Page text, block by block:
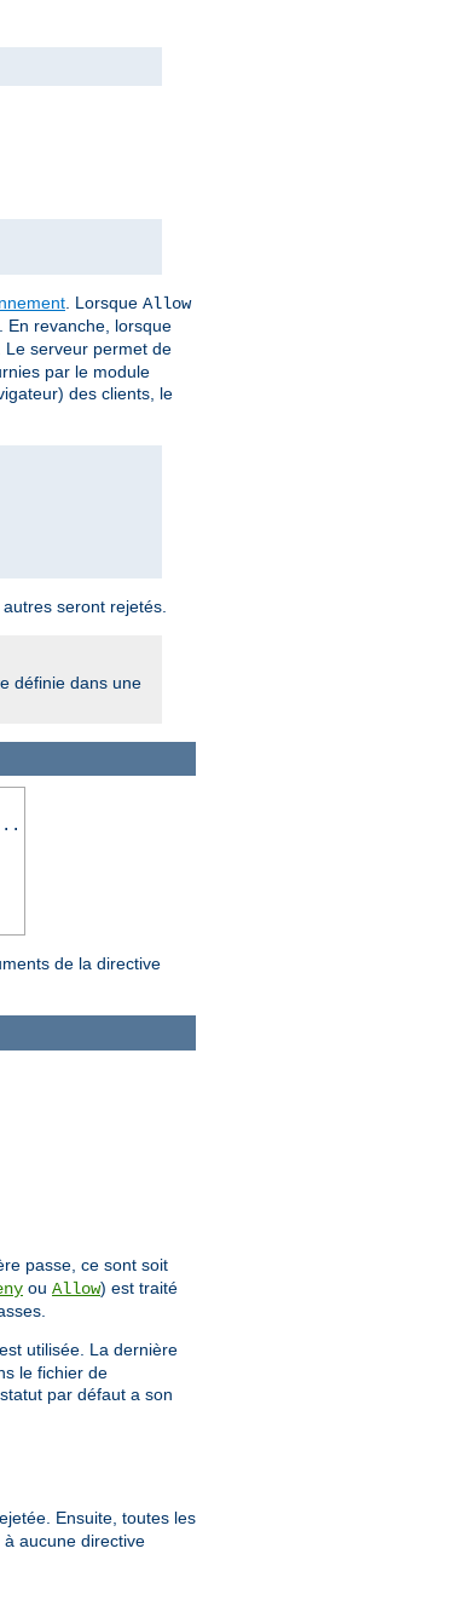
. Lorsque Allow
En revanche, lorsque
serveur permet de
par le module
des clients, le
seront rejetés.
définie dans une
de la directive
passe, ce sont soit
ou Allow) est traité
utilisée. La dernière
le fichier de
par défaut a son
Ensuite, toutes les
aucune directive